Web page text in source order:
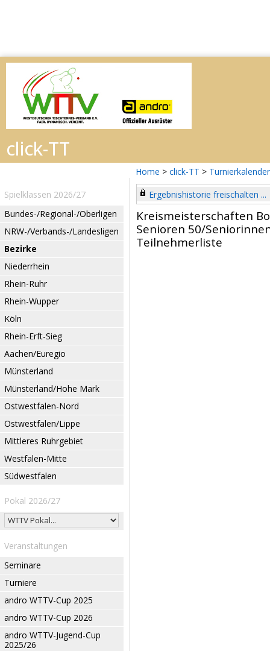
Home > click-TT > Turnierkalender
Spielklassen 2026/27
Bundes-/Regional-/Oberligen
NRW-/Verbands-/Landesligen
Bezirke
Niederrhein
Rhein-Ruhr
Rhein-Wupper
Köln
Rhein-Erft-Sieg
Aachen/Euregio
Münsterland
Münsterland/Hohe Mark
Ostwestfalen-Nord
Ostwestfalen/Lippe
Mittleres Ruhrgebiet
Westfalen-Mitte
Südwestfalen
Pokal 2026/27
Veranstaltungen
Seminare
Turniere
andro WTTV-Cup 2025
andro WTTV-Cup 2026
andro WTTV-Jugend-Cup
2025/26
Ergebnishistorie freischalten ...
Kreismeisterschaften
Senioren 50/
Teilnehmerliste